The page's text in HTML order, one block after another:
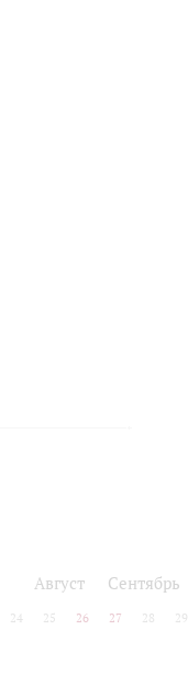
Август Сентябрь
24 25 26 27 28 29